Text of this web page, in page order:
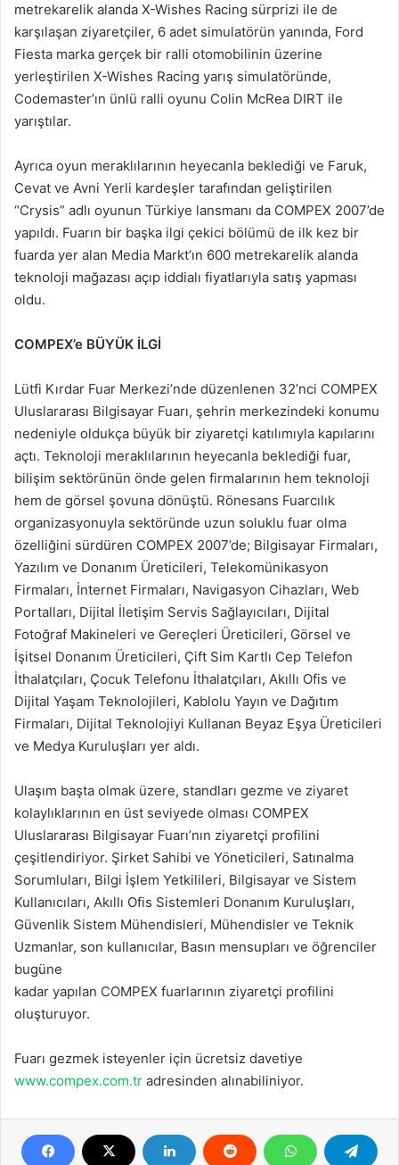
metrekarelik alanda X-Wishes Racing sürprizi ile de
karşılaşan ziyaretçiler, 6 adet simulatörün yanında, Ford
Fiesta marka gerçek bir ralli otomobilinin üzerine
yerleştirilen X-Wishes Racing yarış simulatöründe,
Codemaster’ın ünlü ralli oyunu Colin McRea DIRT ile
yarıştılar.
Ayrıca oyun meraklılarının heyecanla beklediği ve Faruk,
Cevat ve Avni Yerli kardeşler tarafından geliştirilen
“Crysis” adlı oyunun Türkiye lansmanı da COMPEX 2007’de
yapıldı. Fuarın bir başka ilgi çekici bölümü de ilk kez bir
fuarda yer alan Media Markt’ın 600 metrekarelik alanda
teknoloji mağazası açıp iddialı fiyatlarıyla satış yapması
oldu.
COMPEX’e BÜYÜK İLGİ
Lütfi Kırdar Fuar Merkezi’nde düzenlenen 32’nci COMPEX
Uluslararası Bilgisayar Fuarı, şehrin merkezindeki konumu
nedeniyle oldukça büyük bir ziyaretçi katılımıyla kapılarını
açtı. Teknoloji meraklılarının heyecanla beklediği fuar,
bilişim sektörünün önde gelen firmalarının hem teknoloji
hem de görsel şovuna dönüştü. Rönesans Fuarcılık
organizasyonuyla sektöründe uzun soluklu fuar olma
özelliğini sürdüren COMPEX 2007’de; Bilgisayar Firmaları,
Yazılım ve Donanım Üreticileri, Telekomünikasyon
Firmaları, İnternet Firmaları, Navigasyon Cihazları, Web
Portalları, Dijital İletişim Servis Sağlayıcıları, Dijital
Fotoğraf Makineleri ve Gereçleri Üreticileri, Görsel ve
İşitsel Donanım Üreticileri, Çift Sim Kartlı Cep Telefon
İthalatçıları, Çocuk Telefonu İthalatçıları, Akıllı Ofis ve
Dijital Yaşam Teknolojileri, Kablolu Yayın ve Dağıtım
Firmaları, Dijital Teknolojiyi Kullanan Beyaz Eşya Üreticileri
ve Medya Kuruluşları yer aldı.
Ulaşım başta olmak üzere, standları gezme ve ziyaret
kolaylıklarının en üst seviyede olması COMPEX
Uluslararası Bilgisayar Fuarı’nın ziyaretçi profilini
çeşitlendiriyor. Şirket Sahibi ve Yöneticileri, Satınalma
Sorumluları, Bilgi İşlem Yetkilileri, Bilgisayar ve Sistem
Kullanıcıları, Akıllı Ofis Sistemleri Donanım Kuruluşları,
Güvenlik Sistem Mühendisleri, Mühendisler ve Teknik
Uzmanlar, son kullanıcılar, Basın mensupları ve öğrenciler
bugüne
kadar yapılan COMPEX fuarlarının ziyaretçi profilini
oluşturuyor.
Fuarı gezmek isteyenler için ücretsiz davetiye
www.compex.com.tr adresinden alınabiliniyor.